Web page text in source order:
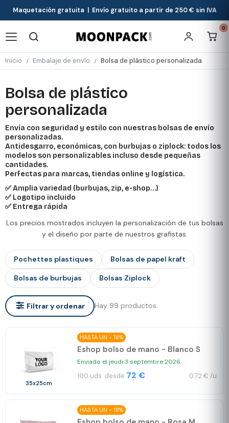
Maquetación gratuita | Envío gratuito a partir de 250 € sin IVA
0
Inicio Embalaje de envío Bolsa de plástico personalizada
Bolsa de plástico
personalizada
Envía con seguridad y estilo con nuestras bolsas de envío
personalizadas.
Antidesgarro, económicas, con burbujas o ziplock: todos los
modelos son personalizables incluso desde pequeñas
cantidades.
Perfectas para marcas, tiendas online y logística.
✅ Amplia variedad (burbujas, zip, e-shop…)
✅ Logotipo incluido
✅ Entrega rápida
Los precios mostrados incluyen la personalización de tus bolsas
y el diseño por parte de nuestros grafistas.
Pochettes plastiques Bolsas de papel kraft
Bolsas de burbujas Bolsas Ziplock
Filtrar y ordenar Hay 99 productos.
35x25cm
HASTA UN - 18%
Eshop bolso de mano - Blanco S
Enviado el jeudi 3 septembre 2026
100 uds. desde 72 € 0.72 € /u.
HASTA UN - 18%